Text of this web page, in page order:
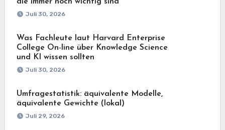
die immer noch wichtig sind
Juli 30, 2026
Was Fachleute laut Harvard Enterprise
College On-line über Knowledge Science
und KI wissen sollten
Juli 30, 2026
Umfragestatistik: äquivalente Modelle,
äquivalente Gewichte (lokal)
Juli 29, 2026